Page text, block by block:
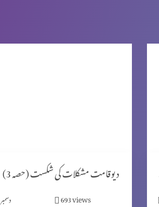
دیوقامت مشکلات کی شکست (حصہ 3)
دسمبر 7, 2023 693views